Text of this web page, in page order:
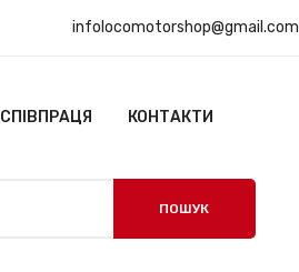
infolocomotorshop@gmail.com
СПІВПРАЦЯ КОНТАКТИ
ПОШУК